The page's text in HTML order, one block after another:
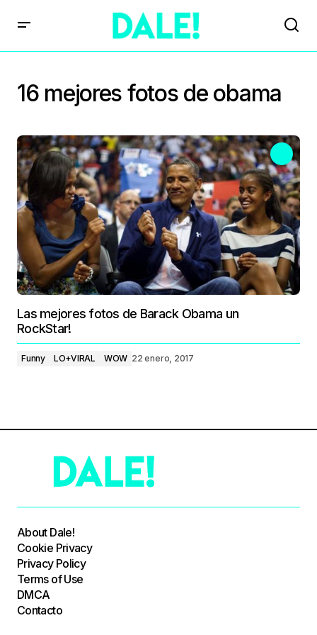
16 mejores fotos de obama
Las mejores fotos de Barack Obama un
RockStar!
Funny LO+VIRAL WOW 22 enero, 2017
About Dale!
Cookie Privacy
Privacy Policy
Terms of Use
DMCA
Contacto